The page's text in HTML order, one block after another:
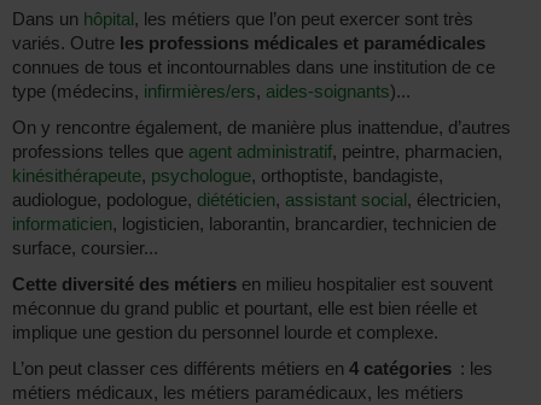
Dans un hôpital , les métiers que l’on peut exercer sont très
variés. Outre les professions médicales et paramédicales
connues de tous et incontournables dans une institution de ce
type (médecins, infirmières/ers, aides-soignants)...
On y rencontre également, de manière plus inattendue, d’autres
professions telles que agent administratif, peintre, pharmacien,
kinésithérapeute, psychologue, orthoptiste, bandagiste,
audiologue, podologue, diététicien, assistant social , électricien,
informaticien, logisticien, laborantin, brancardier, technicien de
surface, coursier...
Cette diversité des métiers en milieu hospitalier est souvent
méconnue du grand public et pourtant, elle est bien réelle et
implique une gestion du personnel lourde et complexe.
L’on peut classer ces différents métiers en 4 catégories : les
métiers médicaux, les métiers paramédicaux, les métiers